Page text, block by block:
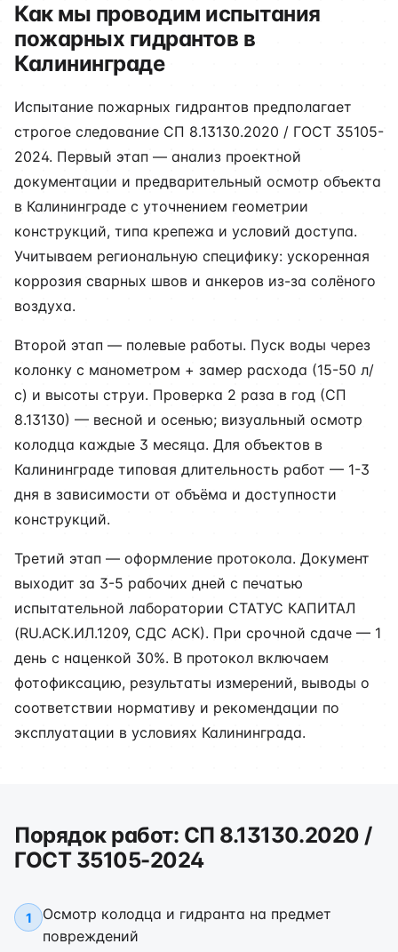
Как мы проводим испытания
пожарных гидрантов в
Калининграде
Испытание пожарных гидрантов предполагает
строгое следование СП 8.13130.2020 / ГОСТ 35105-
2024. Первый этап — анализ проектной
документации и предварительный осмотр объекта
в Калининграде с уточнением геометрии
конструкций, типа крепежа и условий доступа.
Учитываем региональную специфику: ускоренная
коррозия сварных швов и анкеров из-за солёного
воздуха.
Второй этап — полевые работы. Пуск воды через
колонку с манометром + замер расхода (15-50 л/
с) и высоты струи. Проверка 2 раза в год (СП
8.13130) — весной и осенью; визуальный осмотр
колодца каждые 3 месяца. Для объектов в
Калининграде типовая длительность работ — 1-3
дня в зависимости от объёма и доступности
конструкций.
Третий этап — оформление протокола. Документ
выходит за 3-5 рабочих дней с печатью
испытательной лаборатории СТАТУС КАПИТАЛ
(RU.АСК.ИЛ.1209, СДС АСК). При срочной сдаче — 1
день с наценкой 30%. В протокол включаем
фотофиксацию, результаты измерений, выводы о
соответствии нормативу и рекомендации по
эксплуатации в условиях Калининграда.
Порядок работ: СП 8.13130.2020 /
ГОСТ 35105-2024
1
Осмотр колодца и гидранта на предмет
повреждений